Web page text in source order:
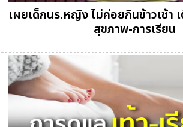
เผยเด็กนร.หญิง ไม่ค่อยกินข้าวเช้า
สุขภาพ-การเรียน